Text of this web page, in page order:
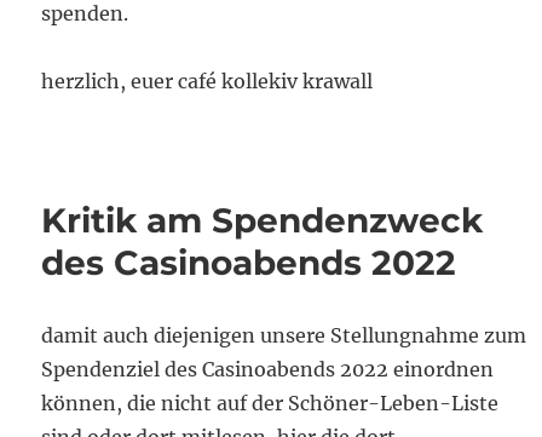
spenden.
herzlich, euer café kollekiv krawall
Kritik am Spendenzweck
des Casinoabends 2022
damit auch diejenigen unsere Stellungnahme zum
Spendenziel des Casinoabends 2022 einordnen
können, die nicht auf der Schöner-Leben-Liste